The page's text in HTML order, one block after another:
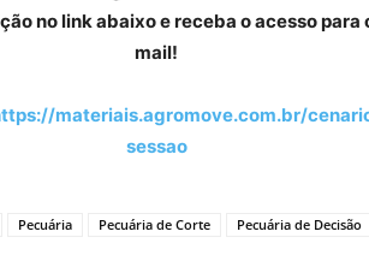
no link abaixo e receba o acesso para
mail!
materiais.agromove.com.br/
sessao
Pecuária Pecuária de Corte Pecuária de Decisão